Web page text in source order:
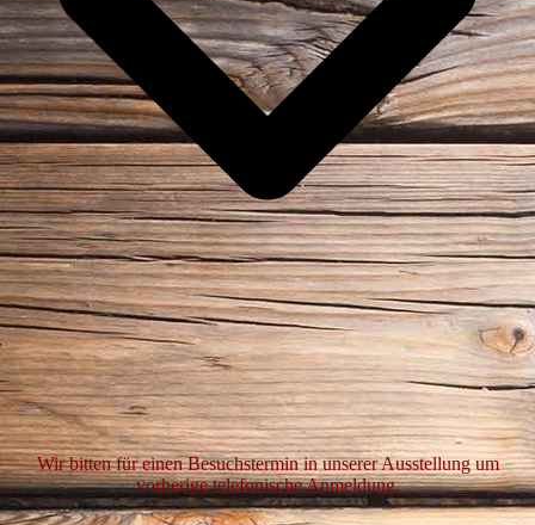
Wir bitten für einen Besuchstermin in unserer Ausstellung um
vorherige telefonische Anmeldung.